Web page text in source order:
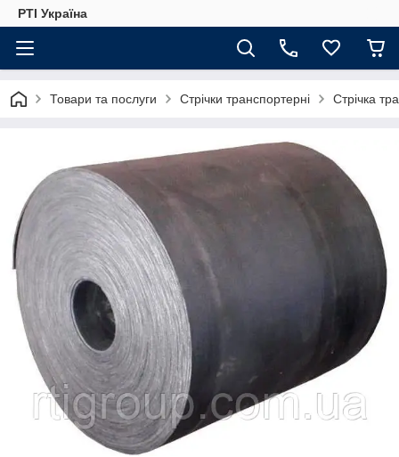
РТІ Україна
Товари та послуги Стрічки транспортерні Стрічка